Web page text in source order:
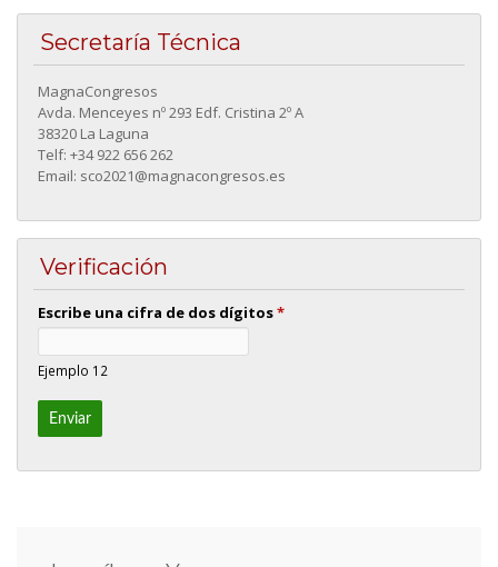
Secretaría Técnica
MagnaCongresos
Avda. Menceyes nº 293 Edf. Cristina 2º A
38320 La Laguna
Telf: +34 922 656 262
Email: sco2021@magnacongresos.es
Verificación
Escribe una cifra de dos dígitos*
Ejemplo 12